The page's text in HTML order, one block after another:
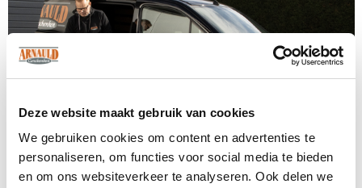
Deze website maakt gebruik van cookies
We gebruiken cookies om content en advertenties te
personaliseren, om functies voor social media te bieden
en om ons websiteverkeer te analyseren. Ook delen we